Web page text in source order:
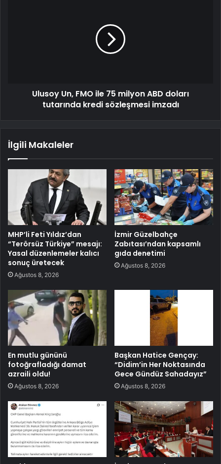
Ulusoy Un, FMO ile 75 milyon ABD doları
tutarında kredi sözleşmesi imzadı
İlgili Makaleler
MHP’li Feti Yıldız’dan
“Terörsüz Türkiye” mesajı:
Yasal düzenlemeler kalıcı
sonuç üretecek
Ağustos 8, 2026
İzmir Güzelbahçe
Zabıtası’ndan kapsamlı
gıda denetimi
Ağustos 8, 2026
En mutlu gününü
fotoğrafladığı damat
azraili oldu!
Ağustos 8, 2026
Başkan Hatice Gençay:
“Didim’in Her Noktasında
Gece Gündüz Sahadayız”
Ağustos 8, 2026